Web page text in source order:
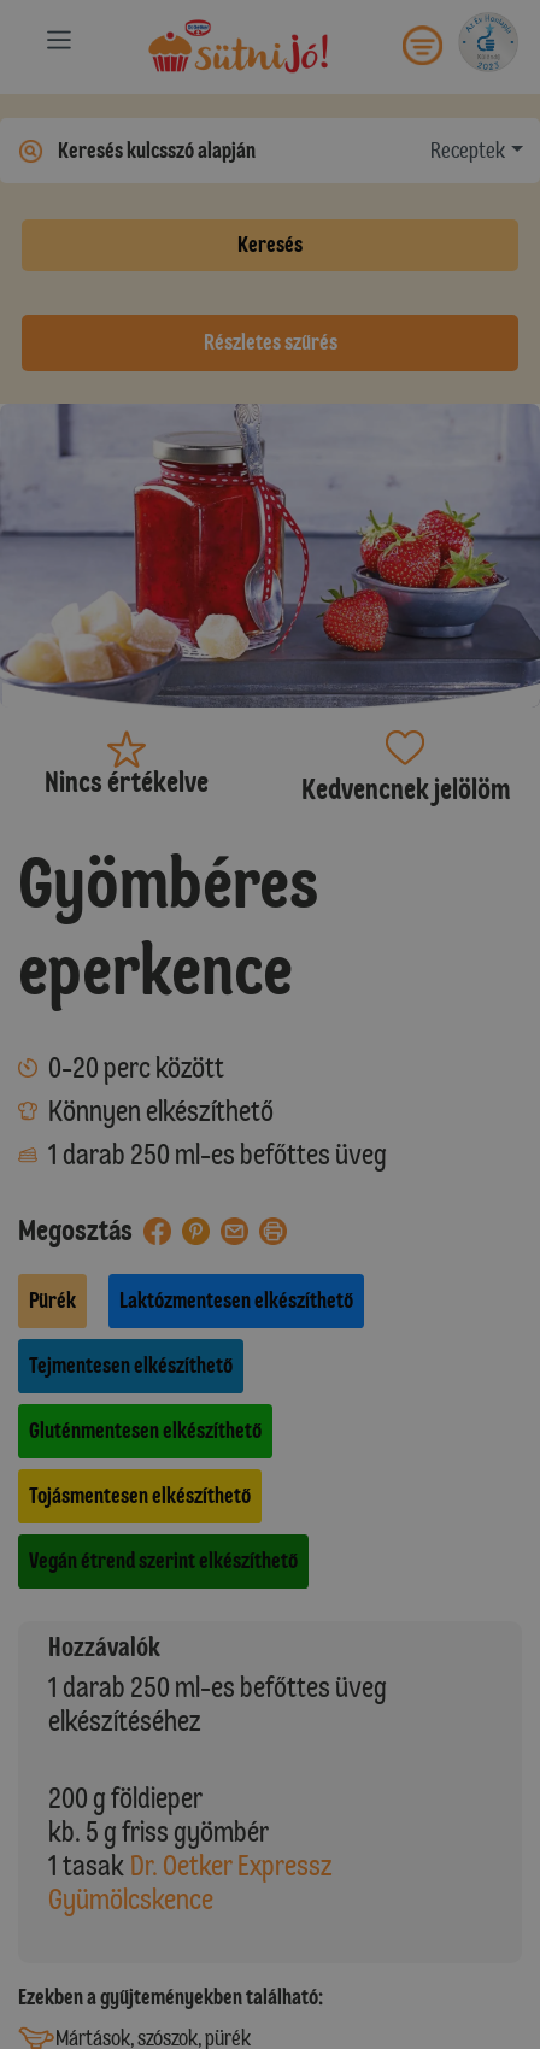
Receptek
Keresés
Részletes szűrés
Nincs értékelve Kedvencnek jelölöm
Gyömbéres
eperkence
0-20 perc között
Könnyen elkészíthető
1 darab 250 ml-es befőttes üveg
Megosztás
Pürék Laktózmentesen elkészíthető
Tejmentesen elkészíthető
Gluténmentesen elkészíthető
Tojásmentesen elkészíthető
Vegán étrend szerint elkészíthető
Hozzávalók
1 darab 250 ml-es befőttes üveg
elkészítéséhez
200 g földieper
kb. 5 g friss gyömbér
1 tasak Dr. Oetker Expressz
Gyümölcskence
Ezekben a gyűjteményekben található:
Mártások, szószok, pürék